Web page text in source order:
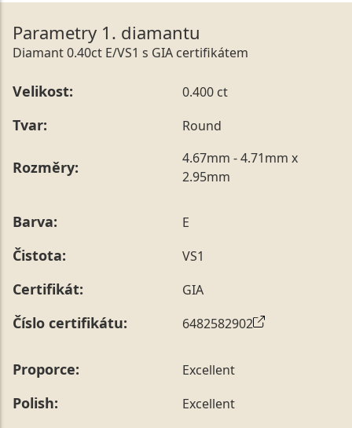
Parametry 1. diamantu
Diamant 0.40ct E/VS1 s GIA certifikátem
Velikost: 0.400 ct
Tvar: Round
Rozměry:
4.67mm - 4.71mm x
2.95mm
Barva: E
Čistota: VS1
Certifikát: GIA
Číslo certifikátu: 6482582902
Proporce: Excellent
Polish: Excellent